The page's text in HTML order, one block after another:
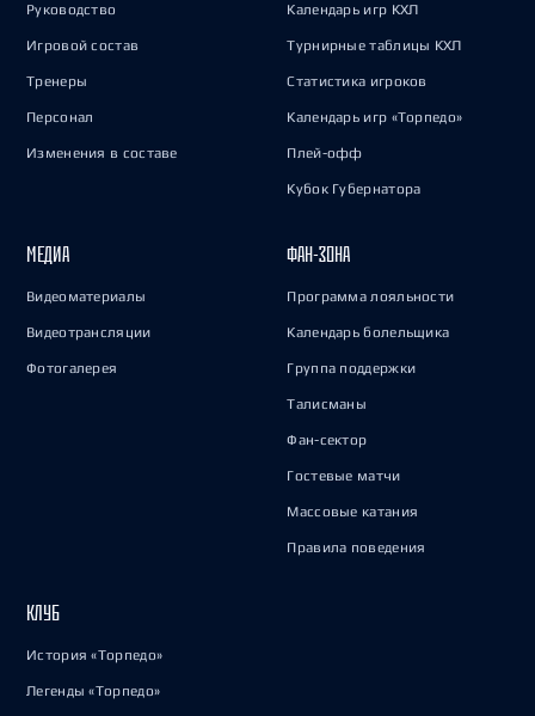
Руководство
Игровой состав
Тренеры
Персонал
Изменения в составе
Календарь игр КХЛ
Турнирные таблицы КХЛ
Статистика игроков
Календарь игр «Торпедо»
Плей-офф
Кубок Губернатора
МЕДИА
Видеоматериалы
Видеотрансляции
Фотогалерея
ФАН-ЗОНА
Программа лояльности
Календарь болельщика
Группа поддержки
Талисманы
Фан-сектор
Гостевые матчи
Массовые катания
Правила поведения
КЛУБ
История «Торпедо»
Легенды «Торпедо»